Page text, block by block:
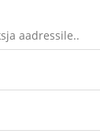
aadressile..